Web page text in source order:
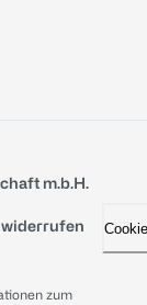
m.b.H.
zum